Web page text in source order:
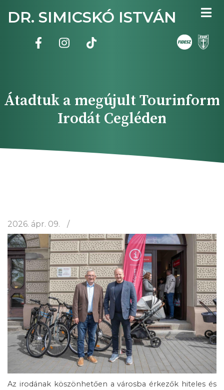
tartalomra
DR. SIMICSKÓ ISTVÁN
Átadtuk a megújult Tourinform
Irodát Cegléden
2026. ápr. 09.
Az irodának köszönhetően a városba érkezők hiteles és